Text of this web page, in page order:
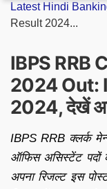
Latest Hindi
Result 2024...
IBPS RRB
2024 Out:
2024, देखें
IBPS RRB क्लर्क
ऑफिस असिस्टेंट पदों के
अपना रिजल्ट इस